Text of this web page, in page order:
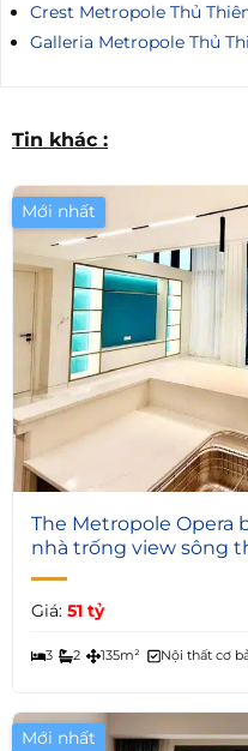
Crest Metropole Thủ
Galleria Metropole Thủ
Tin khác :
Mới nhất
5
The Metropole Opera
nhà trống view sông
Giá: 51 tỷ
3 2 135m² Nội thất cơ
Mới nhất